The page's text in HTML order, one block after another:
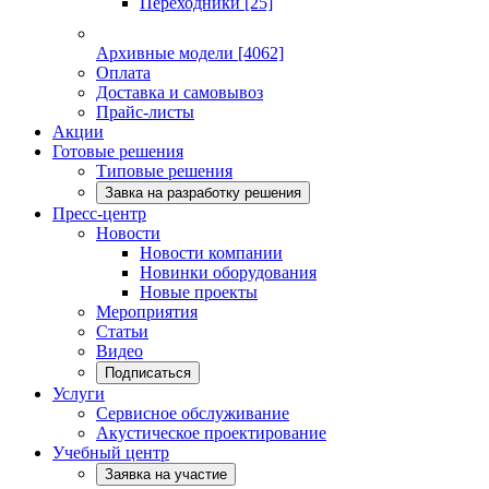
Архивные модели [4062]
Оплата
Доставка и самовывоз
Прайс-листы
Акции
Готовые решения
Типовые решения
Завка на разработку решения
Пресс-центр
Новости
Новости компании
Новинки оборудования
Новые проекты
Мероприятия
Статьи
Видео
Подписаться
Услуги
Сервисное обслуживание
Акустическое проектирование
Учебный центр
Заявка на участие